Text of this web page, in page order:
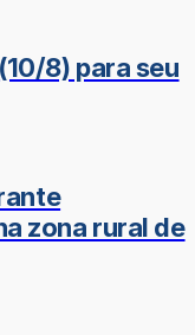
8) para seu
zona rural de